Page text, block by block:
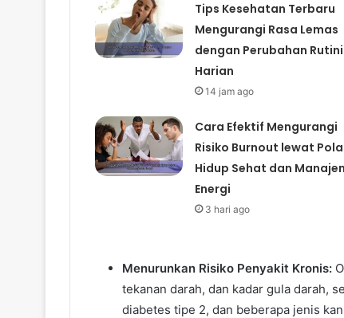
Tips Kesehatan Terbaru
Mengurangi Rasa Lemas
dengan Perubahan
Harian
14 jam ago
Cara Efektif Mengurangi
Risiko Burnout lewat Pola
Hidup Sehat dan
Energi
3 hari ago
Menurunkan Risiko Penyakit Kronis:
tekanan darah, dan kadar gula darah,
diabetes tipe 2, dan beberapa jenis